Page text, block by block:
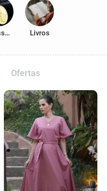
Acessórios Livros
Ofertas